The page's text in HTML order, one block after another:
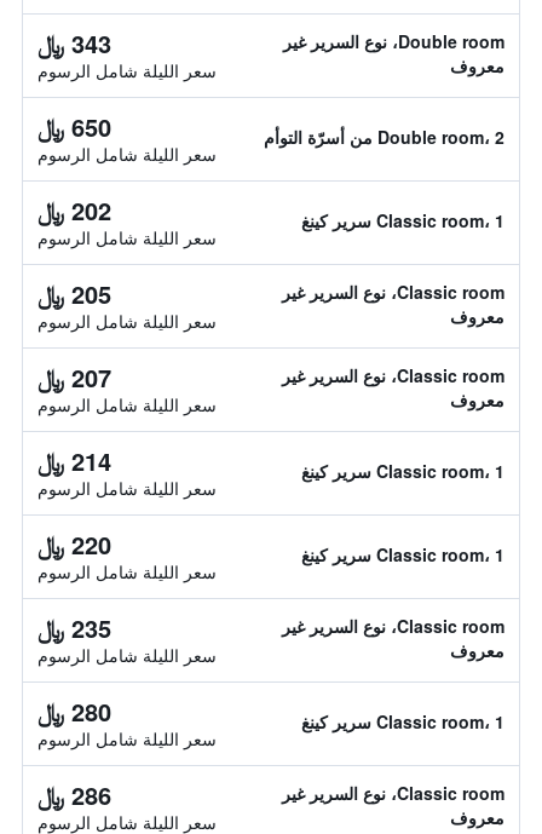
Double room، نوع السرير غير
معروف
343 ﷼
سعر الليلة شامل الرسوم
Double room، 2 من أسرّة التوأم 650 ﷼
سعر الليلة شامل الرسوم
Classic room، 1 سرير كينغ 202 ﷼
سعر الليلة شامل الرسوم
Classic room، نوع السرير غير
معروف
205 ﷼
سعر الليلة شامل الرسوم
Classic room، نوع السرير غير
معروف
207 ﷼
سعر الليلة شامل الرسوم
Classic room، 1 سرير كينغ 214 ﷼
سعر الليلة شامل الرسوم
Classic room، 1 سرير كينغ 220 ﷼
سعر الليلة شامل الرسوم
Classic room، نوع السرير غير
معروف
235 ﷼
سعر الليلة شامل الرسوم
Classic room، 1 سرير كينغ 280 ﷼
سعر الليلة شامل الرسوم
Classic room، نوع السرير غير
معروف
286 ﷼
سعر الليلة شامل الرسوم